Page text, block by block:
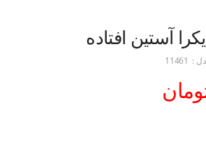
آستین افتاده
:
11461